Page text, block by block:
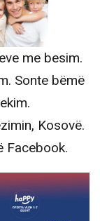
me besim.
Sonte bëmë
Kosovë.
Facebook.